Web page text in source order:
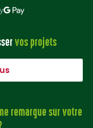
vos projets
remarque sur votre